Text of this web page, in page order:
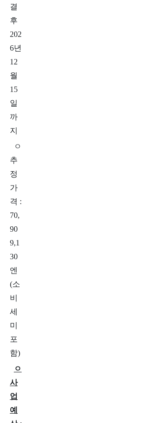
결
후
202
6년
12
월
15
일
까
지
ㅇ
추
정
가
격 :
70,
90
9,1
30
엔
(소
비
세
미
포
함)
ㅇ
사
업
예